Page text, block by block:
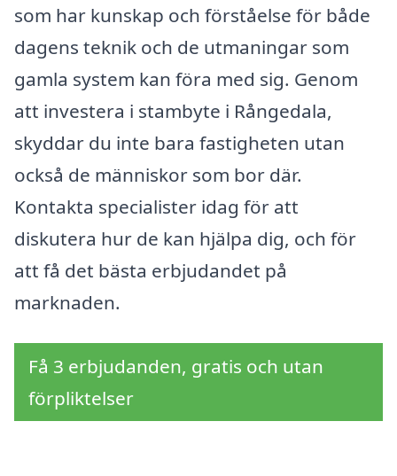
som har kunskap och förståelse för både
dagens teknik och de utmaningar som
gamla system kan föra med sig. Genom
att investera i stambyte i Rångedala,
skyddar du inte bara fastigheten utan
också de människor som bor där.
Kontakta specialister idag för att
diskutera hur de kan hjälpa dig, och för
att få det bästa erbjudandet på
marknaden.
Få 3 erbjudanden, gratis och utan
förpliktelser